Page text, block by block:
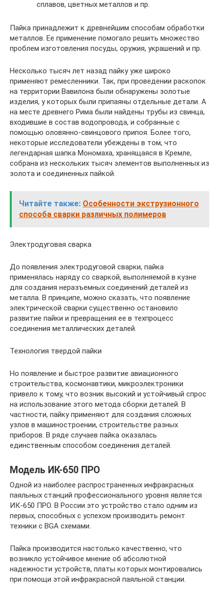
сплавов, цветных металлов и пр.
Пайка принадлежит к древнейшим способам обработки
металлов. Ее применение помогало решить множество
проблем изготовления посуды, оружия, украшений и пр.
Несколько тысяч лет назад пайку уже широко
применяют ремесленники. Так, при проведении раскопок
на территории Вавилона были обнаружены золотые
изделия, у которых были припаяны отдельные детали. А
на месте древнего Рима были найдены трубы из свинца,
входившие в состав водопровода, и собранные с
помощью оловянно-свинцового припоя. Более того,
некоторые исследователи убеждены в том, что
легендарная шапка Мономаха, хранящаяся в Кремле,
собрана из нескольких тысяч элементов выполненных из
золота и соединенных пайкой.
Читайте также: Особенности экструзионного
способа сварки различных полимеров
Электродуговая сварка
До появления электродуговой сварки, пайка
применялась наряду со сваркой, выполняемой в кузне
для создания неразъемных соединений деталей из
металла. В принципе, можно сказать, что появление
электрической сварки существенно остановило
развитие пайки и превращения ее в техпроцесс
соединения металлических деталей.
Технология твердой пайки
Но появление и быстрое развитие авиационного
строительства, космонавтики, микроэлектроники
привело к тому, что возник высокий и устойчивый спрос
на использование этого метода сборки деталей. В
частности, пайку применяют для создания сложных
узлов в машиностроении, строительстве разных
приборов. В ряде случаев пайка оказалась
единственным способом соединения деталей.
Модель ИК-650 ПРО
Одной из наиболее распространенных инфракрасных
паяльных станций профессионального уровня является
ИК-650 ПРО. В России это устройство стало одним из
первых, способных с успехом производить ремонт
техники с BGA схемами.
Пайка производится настолько качественно, что
возникло устойчивое мнение об абсолютной
надежности устройств, платы которых монтировались
при помощи этой инфракрасной паяльной станции.